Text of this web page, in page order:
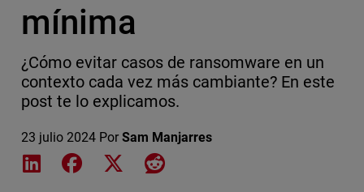
mínima
¿Cómo evitar casos de ransomware en un
contexto cada vez más cambiante? En este
post te lo explicamos.
23 julio 2024 Por Sam Manjarres
Share on LinkedIn
Share on Facebook
Share on XShare on Reddit